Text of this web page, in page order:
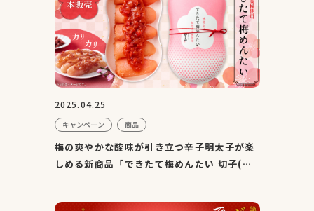
2025.04.25
キャンペーン 商品
梅の爽やかな酸味が引き立つ辛子明太子が楽
しめる新商品「できたて梅めんたい 切子(繭